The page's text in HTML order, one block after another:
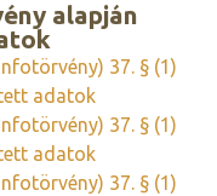
alapján
37. § (1)
adatok
37. § (1)
adatok
37. § (1)